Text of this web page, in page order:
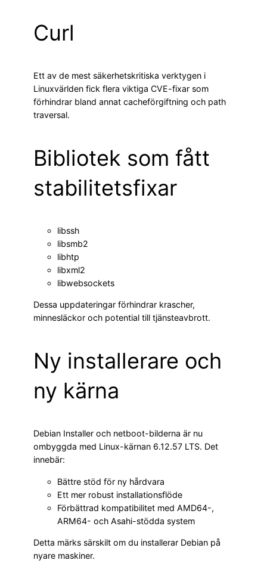
Curl
Ett av de mest säkerhetskritiska verktygen i
Linuxvärlden fick flera viktiga CVE-fixar som
förhindrar bland annat cacheförgiftning och path
traversal.
Bibliotek som fått
stabilitetsfixar
libssh
libsmb2
libhtp
libxml2
libwebsockets
Dessa uppdateringar förhindrar krascher,
minnesläckor och potential till tjänsteavbrott.
Ny installerare och
ny kärna
Debian Installer och netboot-bilderna är nu
ombyggda med Linux-kärnan 6.12.57 LTS. Det
innebär:
Bättre stöd för ny hårdvara
Ett mer robust installationsflöde
Förbättrad kompatibilitet med AMD64-,
ARM64- och Asahi-stödda system
Detta märks särskilt om du installerar Debian på
nyare maskiner.